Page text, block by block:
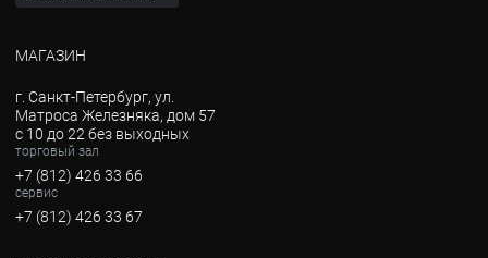
МАГАЗИН
г. Санкт-Петербург, ул.
Матроса Железняка, дом 57
с 10 до 22 без выходных
торговый зал
+7 (812) 426 33 66
сервис
+7 (812) 426 33 67